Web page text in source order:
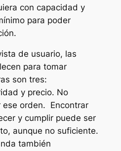
con capacidad y
para poder
de usuario, las
para tomar
son tres:
y precio. No
ese orden. Encontrar
y cumplir puede ser
aunque no suficiente.
también